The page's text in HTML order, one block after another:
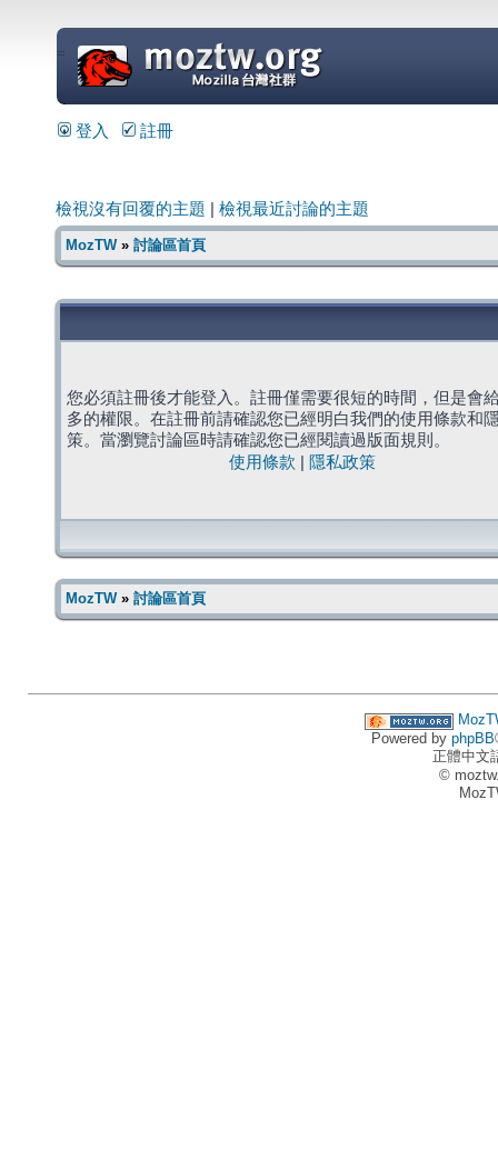
=
登入 註冊
檢視沒有回覆的主題 檢視最近討論的主題
MozTW» 討論區首頁
您必須註冊後才能登入。註冊僅需要很短的時間，但是會
多的權限。在註冊前請確認您已經明白我們的使用條款和
策。當瀏覽討論區時請確認您已經閱讀過版面規則。
使用條款
隱私政策
MozTW» 討論區首頁
Powered by phpBB
正體中文
©